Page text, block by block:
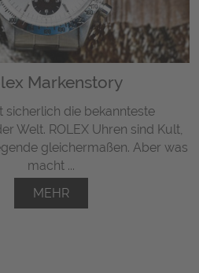
Markenstory
sicherlich die bekannteste
Welt. ROLEX Uhren sind Kult,
gleichermaßen. Aber was
macht ...
MEHR